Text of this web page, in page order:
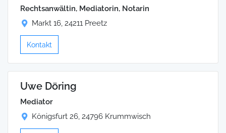
Rechtsanwältin, Mediatorin, Notarin
Markt 16, 24211 Preetz
Kontakt
Uwe Döring
Mediator
Königsfurt 26, 24796 Krummwisch